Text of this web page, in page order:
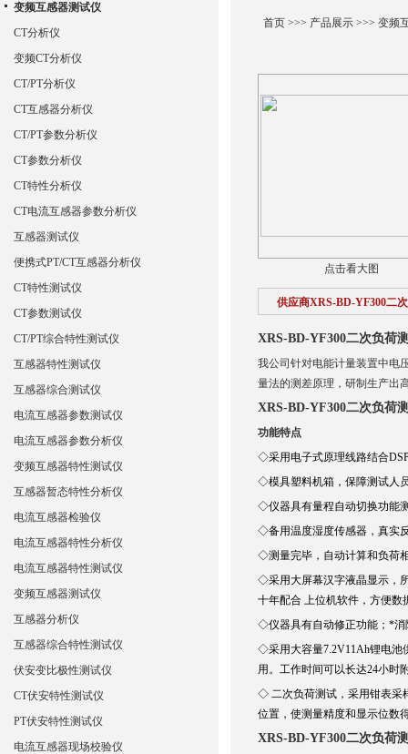
首页>>> 产品展示>>> 变频
点击看大图
供应商XRS-BD-YF300二
XRS-BD-YF300二次负荷
我公司针对电能计量装置中电
量法的测差原理，研制生产出
XRS-BD-YF300二次负荷
功能特点
◇采用电子式原理线路结合
◇模具塑料机箱，保障测试人
◇仪器具有量程自动切换功能
◇备用温度湿度传感器，真实
◇测量完毕，自动计算和负荷
◇采用大屏幕汉字液晶显示，
十年配合 上位机软件，方便数
◇仪器具有自动修正功能；*消
◇采用大容量7.2V11Ah锂电池
用。工作时间可以长达24小时
◇ 二次负荷测试，采用钳表采
位置，使测量精度和显示位数
XRS-BD-YF300二次负荷
变频互感器测试仪
CT分析仪
变频CT分析仪
CT/PT分析仪
CT互感器分析仪
CT/PT参数分析仪
CT参数分析仪
CT特性分析仪
CT电流互感器参数分析仪
互感器测试仪
便携式PT/CT互感器分析仪
CT特性测试仪
CT参数测试仪
CT/PT综合特性测试仪
互感器特性测试仪
互感器综合测试仪
电流互感器参数测试仪
电流互感器参数分析仪
变频互感器特性测试仪
互感器暂态特性分析仪
电流互感器检验仪
电流互感器特性分析仪
电流互感器特性测试仪
变频互感器测试仪
互感器分析仪
互感器综合特性测试仪
伏安变比极性测试仪
CT伏安特性测试仪
PT伏安特性测试仪
电流互感器现场校验仪